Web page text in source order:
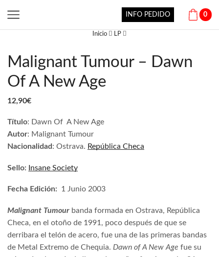
INFO PEDIDO 0
Inicio LP
Malignant Tumour – Dawn
Of A New Age
12,90€
Título: Dawn Of A New Age
Autor: Malignant Tumour
Nacionalidad : Ostrava. República Checa
Sello: Insane Society
Fecha Edición: 1 Junio 2003
Malignant Tumour banda formada en Ostrava, República
Checa, en el otoño de 1991, poco después de que se
derribara el telón de acero, fue una de las primeras bandas
de Metal Extremo de Chequia. Dawn of A New Age fue su